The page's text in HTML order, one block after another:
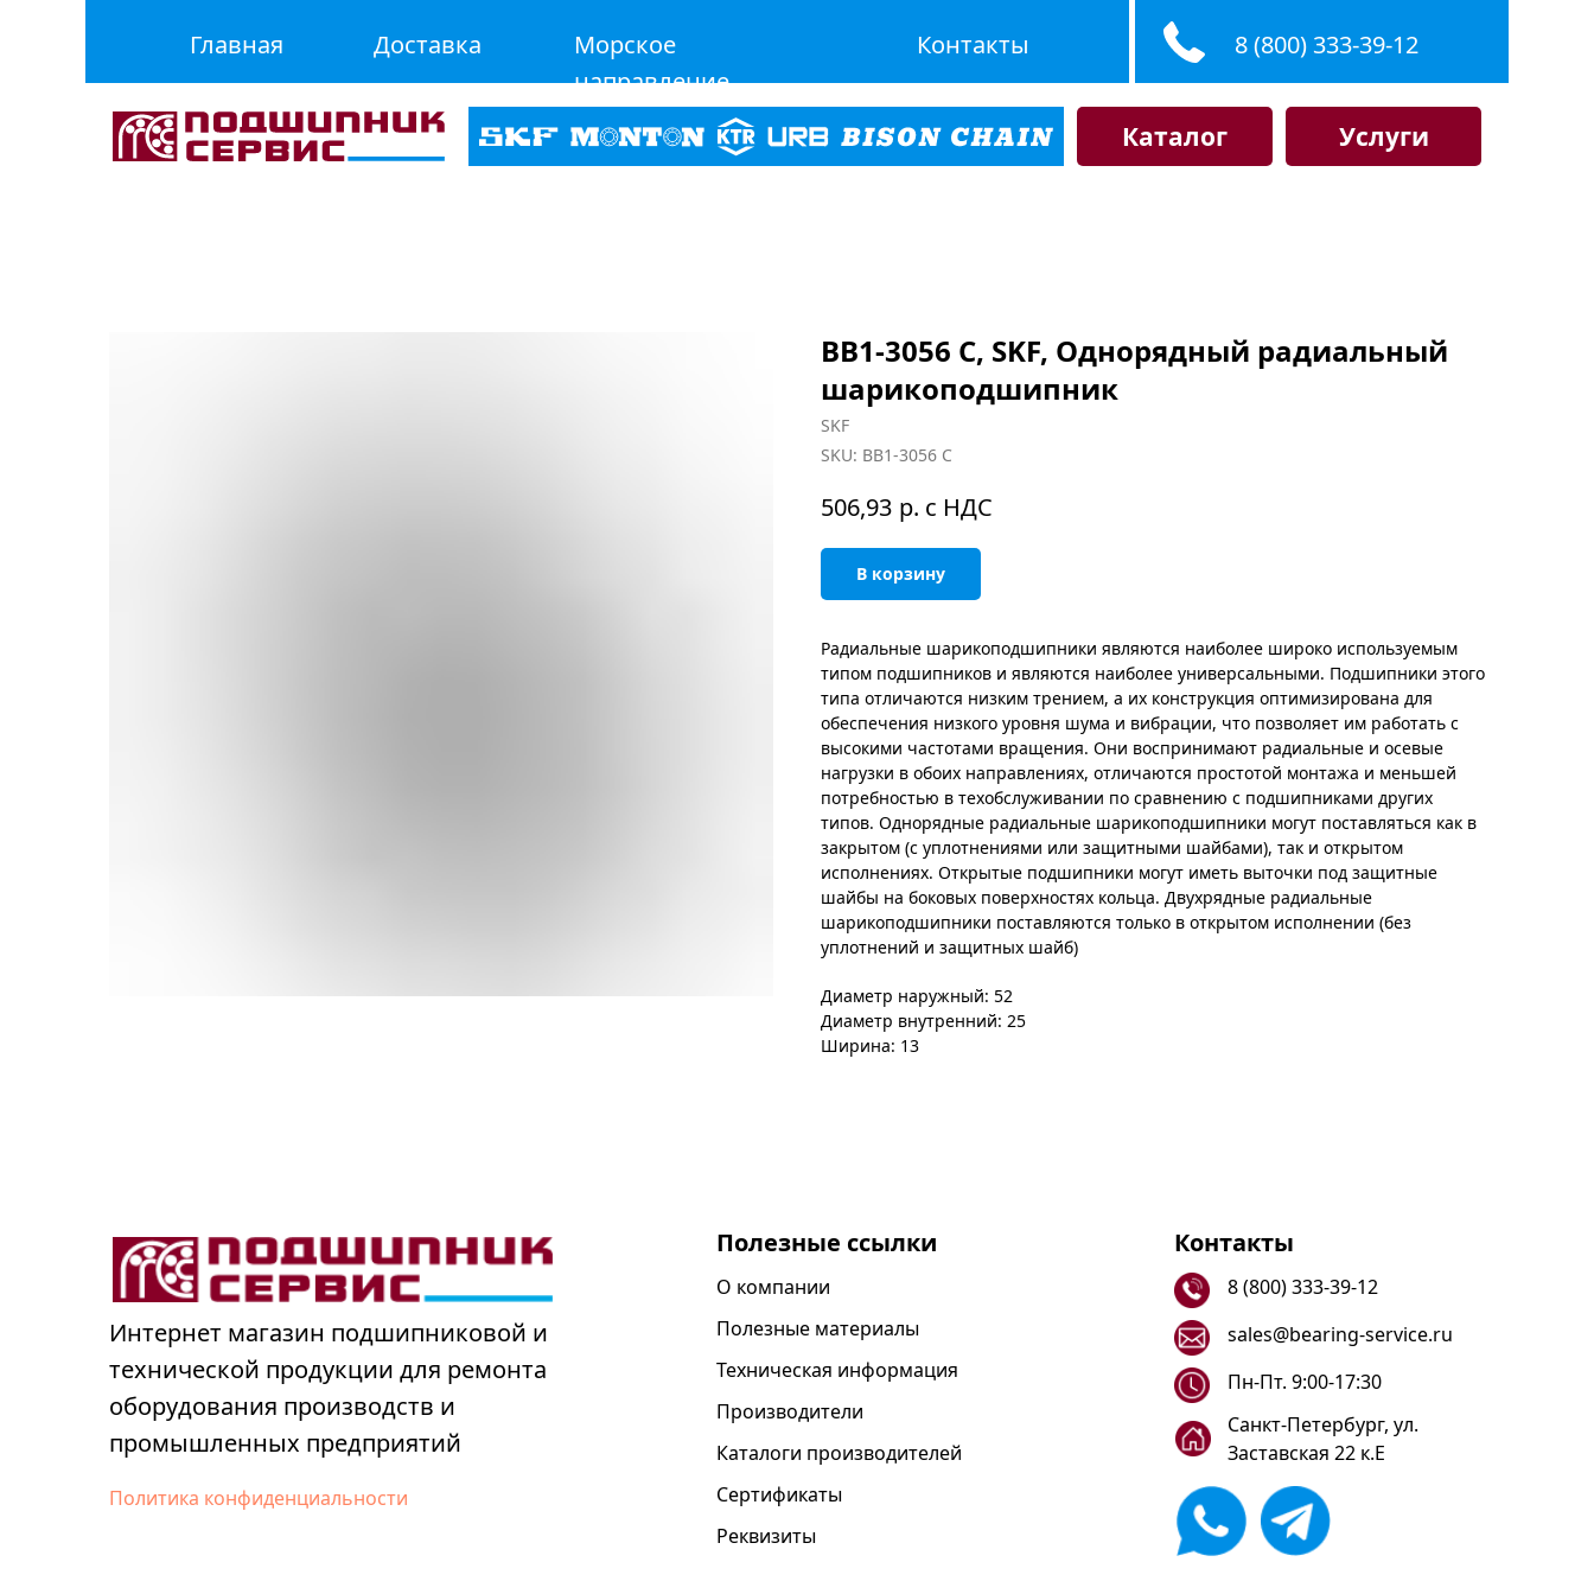
Главная Доставка
Морское
направление
Контакты 8 (800) 333-39-12
Каталог Услуги
BB1-3056 C, SKF, Однорядный радиальный
шарикоподшипник
SKF
SKU: BB1-3056 C
506,93 р. с НДС
В корзину
Радиальные шарикоподшипники являются наиболее широко используемым
типом подшипников и являются наиболее универсальными. Подшипники этого
типа отличаются низким трением, а их конструкция оптимизирована для
обеспечения низкого уровня шума и вибрации, что позволяет им работать с
высокими частотами вращения. Они воспринимают радиальные и осевые
нагрузки в обоих направлениях, отличаются простотой монтажа и меньшей
потребностью в техобслуживании по сравнению с подшипниками других
типов. Однорядные радиальные шарикоподшипники могут поставляться как в
закрытом (с уплотнениями или защитными шайбами), так и открытом
исполнениях. Открытые подшипники могут иметь выточки под защитные
шайбы на боковых поверхностях кольца. Двухрядные радиальные
шарикоподшипники поставляются только в открытом исполнении (без
уплотнений и защитных шайб)
Диаметр наружный: 52
Диаметр внутренний: 25
Ширина: 13
Интернет магазин подшипниковой и
технической продукции для ремонта
оборудования производств и
промышленных предприятий
Полезные ссылки
О компании
Полезные материалы
Техническая информация
Производители
Каталоги производителей
Сертификаты
Реквизиты
Контакты
8 (800) 333-39-12
sales@bearing-service.ru
Санкт-Петербург, ул.
Заставская 22 к.Е
Пн-Пт. 9:00-17:30
Политика конфиденциальности